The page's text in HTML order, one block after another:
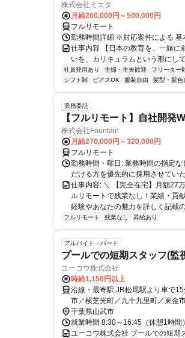
株式会社ミエタ
月給200,000円～500,000円
フルリモート
勤務時間詳細 ※対応案件による
仕事内容 【日本の教育を、一緒に
いを、カリキュラムという形にし
社員登用あり 主婦・主夫歓迎 フリーター
シフト制
ピアスOK 服装自由 髪型・髪色
業務委託
【フルリモート】自社開発
株式会社Fountain
月給270,000円～320,000円
フルリモート
勤務時間・曜日: 業務時間の指定
だける方を優先的に採用させてい
仕事内容: ＼ 【完全在宅】月額27
ルリモートで残業なし！業績・貢
経験やあなたの魅力を詳しく記載
フルリモート 残業なし 昇給あり
アルバイト・パート
プールでの短期スタッフ(監
ユーコウ株式会社
時給1,150円以上
沿線・最寄駅 JR松尾駅より車で
市／横芝光町／九十九里町／東金
千葉県山武市
就業時間 8:30～16:45（休憩1時間）
ユーコウ株式会社 プールでの短期